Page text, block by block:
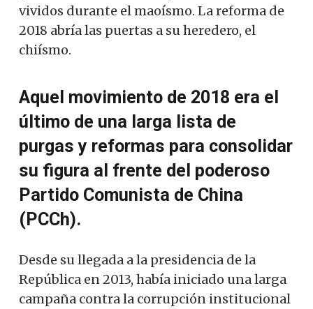
vividos durante el maoísmo. La reforma de
2018 abría las puertas a su heredero, el
chiísmo.
Aquel movimiento de 2018 era el
último de una larga lista de
purgas y reformas para consolidar
su figura al frente del poderoso
Partido Comunista de China
(PCCh).
Desde su llegada a la presidencia de la
República en 2013, había iniciado una larga
campaña contra la corrupción institucional